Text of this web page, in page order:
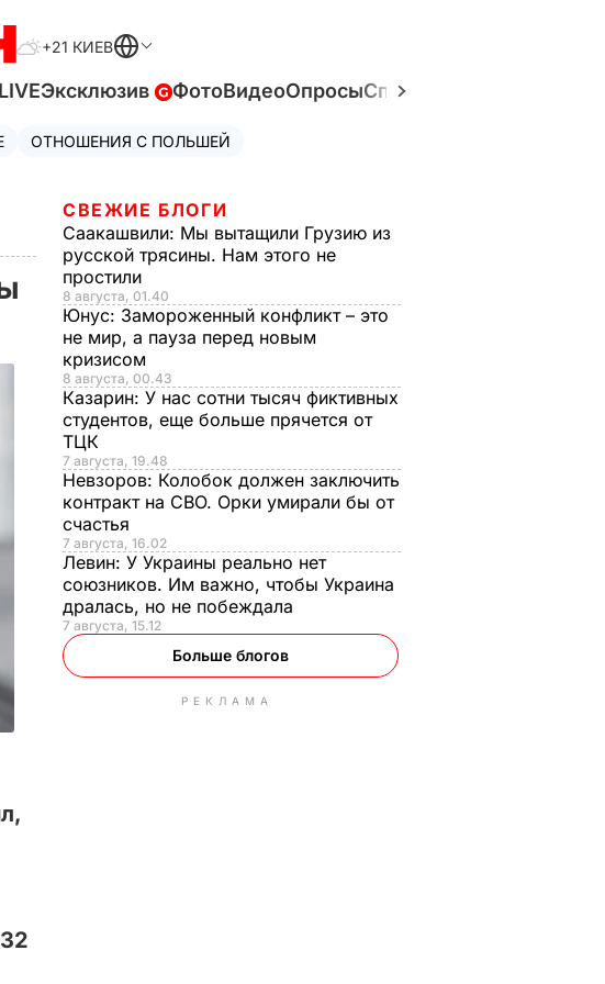
+21 КИЕВ
LIVEЭксклюзив ФотоВидеоОпросыСпецпроекты
ОТНОШЕНИЯ С ПОЛЬШЕЙ
СВЕЖИЕ БЛОГИ
Саакашвили: Мы вытащили Грузию из
русской трясины. Нам этого не
простили
8 августа, 01.40
Юнус: Замороженный конфликт – это
не мир, а пауза перед новым
кризисом
8 августа, 00.43
Казарин: У нас сотни тысяч фиктивных
студентов, еще больше прячется от
ТЦК
7 августа, 19.48
Невзоров: Колобок должен заключить
контракт на СВО. Орки умирали бы от
счастья
7 августа, 16.02
Левин: У Украины реально нет
союзников. Им важно, чтобы Украина
дралась, но не побеждала
7 августа, 15.12
Больше блогов
РЕКЛАМА